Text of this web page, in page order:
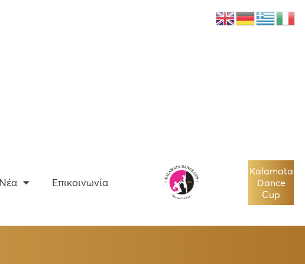
Νέα Επικοινωνία
Kalamata
Dance
Cup